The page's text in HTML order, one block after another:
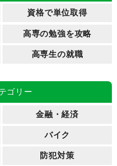
資格で単位取得
高専の勉強を攻略
高専生の就職
ゴリー
金融・経済
バイク
防犯対策